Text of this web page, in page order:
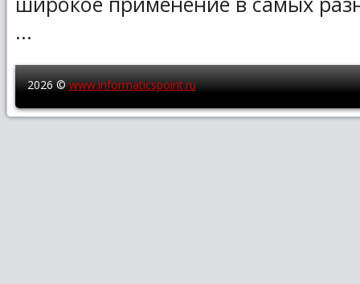
...
2026 ©www.informaticspoint.ru